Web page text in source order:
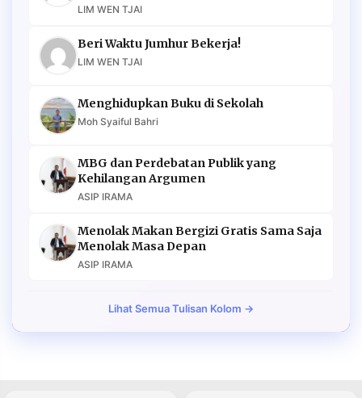
LIM WEN TJAI
Beri Waktu Jumhur Bekerja!
LIM WEN TJAI
Menghidupkan Buku di Sekolah
Moh Syaiful Bahri
MBG dan Perdebatan Publik yang
Kehilangan Argumen
ASIP IRAMA
Menolak Makan Bergizi Gratis Sama Saja
Menolak Masa Depan
ASIP IRAMA
Lihat Semua Tulisan Kolom →